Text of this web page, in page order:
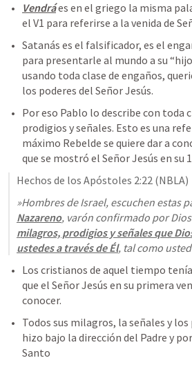
Vendrá es en el griego la misma
el V1 para referirse a la venida de
Satanás es el falsificador, es el
para presentarle al mundo a su
usando toda clase de engaños,
los poderes del Señor Jesús.
Por eso Pablo lo describe con toda
prodigios y señales. Esto es una
máximo Rebelde se quiere dar a
que se mostró el Señor Jesús en su
Hechos de los Apóstoles 2:22 (NBLA)
»Hombres de Israel, escuchen estas
Nazareno, varón confirmado por Dios
milagros, prodigios y señales que
ustedes a través de Él, tal como
Los cristianos de aquel tiempo
que el Señor Jesús en su primera
conocer.
Todos sus milagros, la señales y
hizo bajo la dirección del Padre y
Santo